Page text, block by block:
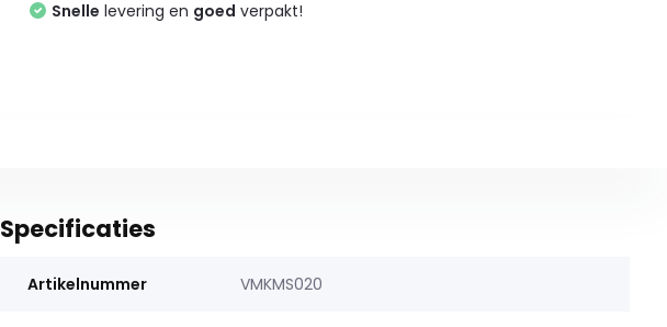
Snelle levering en goed verpakt!
Specificaties
Artikelnummer VMKMS020